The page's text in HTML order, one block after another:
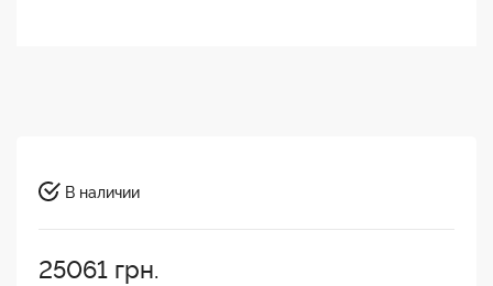
В наличии
25061 грн.